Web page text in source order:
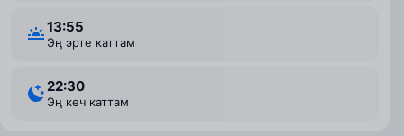
13:55
Эң эрте каттам
22:30
Эң кеч каттам